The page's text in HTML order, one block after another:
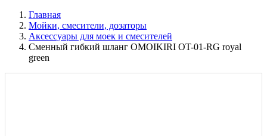
Главная
Мойки, смесители, дозаторы
Аксессуары для моек и смесителей
Сменный гибкий шланг OMOIKIRI OT-01-RG royal
green